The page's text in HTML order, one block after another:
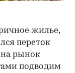
жилье,
переток
на рынок
подводим